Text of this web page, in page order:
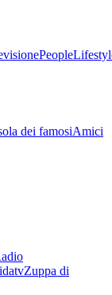
People
dei famosiAmici
Zuppa di